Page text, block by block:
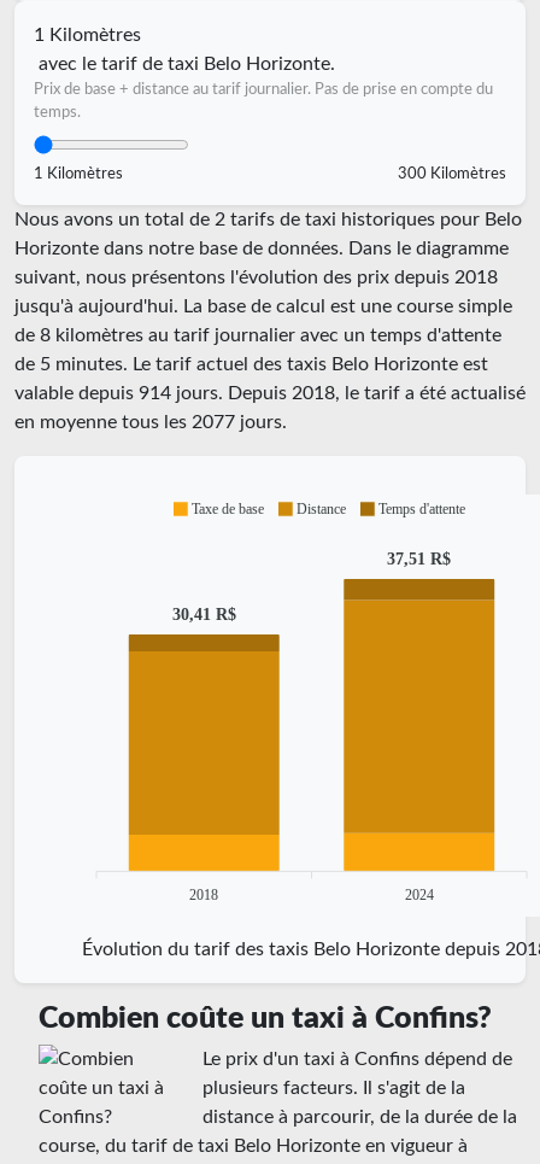
1 Kilomètres
avec le tarif de taxi Belo Horizonte.
Prix de base + distance au tarif journalier. Pas de prise en compte du
temps.
1 Kilomètres 300 Kilomètres
Nous avons un total de 2 tarifs de taxi historiques pour Belo
Horizonte dans notre base de données. Dans le diagramme
suivant, nous présentons l'évolution des prix depuis 2018
jusqu'à aujourd'hui. La base de calcul est une course simple
de 8 kilomètres au tarif journalier avec un temps d'attente
de 5 minutes. Le tarif actuel des taxis Belo Horizonte est
valable depuis 914 jours. Depuis 2018, le tarif a été actualisé
en moyenne tous les 2077 jours.
30,41 R$
37,51 R$
2018 2024
Taxe de base Distance Temps d'attente
Évolution du tarif des taxis Belo Horizonte depuis
Combien coûte un taxi à Confins?
Le prix d'un taxi à Confins dépend de
plusieurs facteurs. Il s'agit de la
distance à parcourir, de la durée de la
course, du tarif de taxi Belo Horizonte en vigueur à